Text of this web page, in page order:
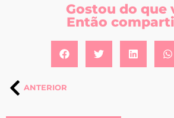
Gostou do que
Então
ANTERIOR